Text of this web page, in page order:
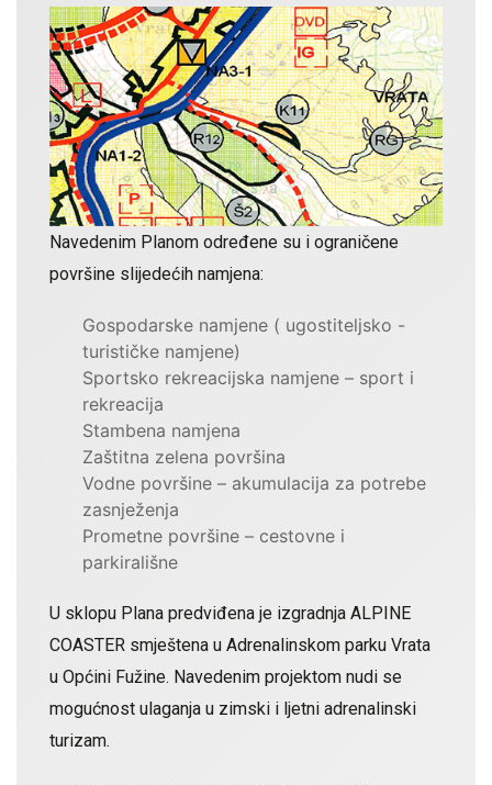
Navedenim Planom određene su i ograničene
površine slijedećih namjena:
Gospodarske namjene ( ugostiteljsko -
turističke namjene)
Sportsko rekreacijska namjene – sport i
rekreacija
Stambena namjena
Zaštitna zelena površina
Vodne površine – akumulacija za potrebe
zasnježenja
Prometne površine – cestovne i
parkirališne
U sklopu Plana predviđena je izgradnja ALPINE
COASTER smještena u Adrenalinskom parku Vrata
u Općini Fužine. Navedenim projektom nudi se
mogućnost ulaganja u zimski i ljetni adrenalinski
turizam.